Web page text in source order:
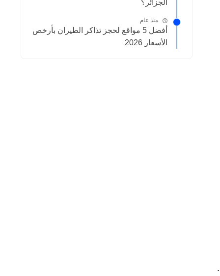
الجزائر؟
منذ عام
أفضل 5 مواقع لحجز تذاكر الطيران بأرخص
الأسعار 2026